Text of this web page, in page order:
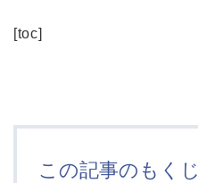
[toc]
この記事のもくじ